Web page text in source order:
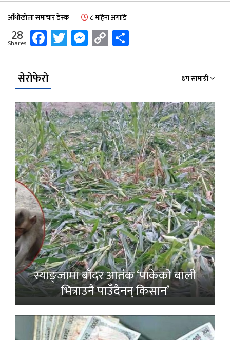
आँधीखोला समाचार डेस्क ८ महिना अगाडि
28
Shares Facebook
Twitter
Messenger
Copy
Link
सेरोफेरो थप सामाग्री
स्याङ्जामा बाँदर आतंक ‘पाकेको बाली
भित्राउनै पाउँदैनन् किसान’